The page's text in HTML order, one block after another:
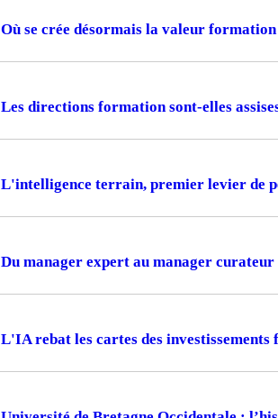
Où se crée désormais la valeur
Les directions formation sont-elles
L'intelligence terrain, premier levier de
Du manager expert au manager curateur
L'IA rebat les cartes des